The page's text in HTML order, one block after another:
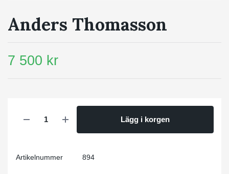
Anders Thomasson
7 500 kr
Lägg i korgen
Artikelnummer 894